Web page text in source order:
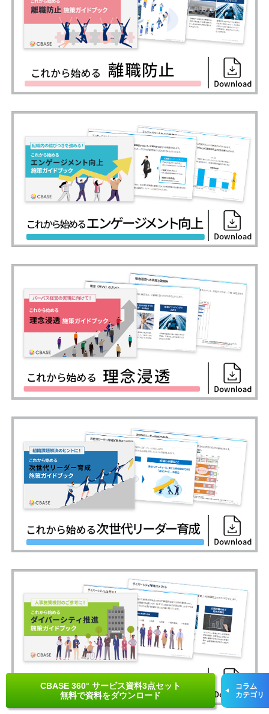
CBASE 360° サービス資料3点セット
無料で資料をダウンロード
コラム
カテゴリ